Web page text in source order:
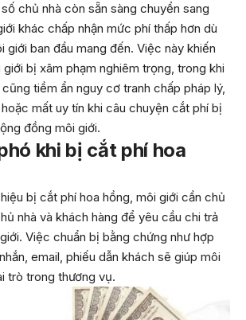
chủ nhà còn sẵn sàng chuyển sang
khác chấp nhận mức phí thấp hơn dù
giới ban đầu mang đến. Việc này khiến
bị xâm phạm nghiêm trọng, trong khi
tiềm ẩn nguy cơ tranh chấp pháp lý,
mất uy tín khi câu chuyện cắt phí bị
đồng môi giới.
khi bị cắt phí hoa
bị cắt phí hoa hồng, môi giới cần chủ
nhà và khách hàng để yêu cầu chi trả
Việc chuẩn bị bằng chứng như hợp
email, phiếu dẫn khách sẽ giúp môi
trò trong thương vụ.